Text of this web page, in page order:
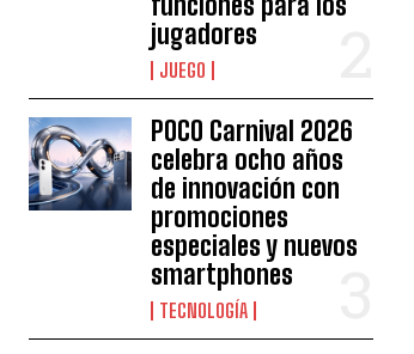
jugadores
JUEGO
POCO Carnival 2026
celebra ocho años
de innovación con
promociones
especiales y nuevos
smartphones
TECNOLOGÍA